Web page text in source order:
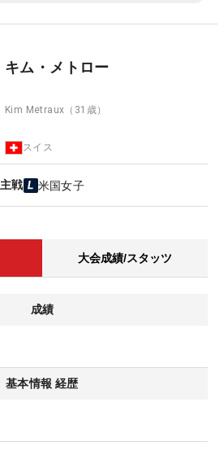
キム・メトロー
Kim Metraux （31歳）
スイス
主戦 米国女子
大会成績/スタッツ
成績
基本情報 経歴